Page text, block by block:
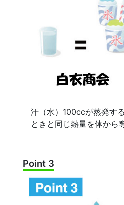
汗（水）100ccが蒸発す
ときと同じ熱量を体から
Point 3